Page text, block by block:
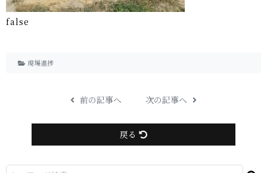
f a l s e
現場進捗
前の記事へ 次の記事へ
戻る